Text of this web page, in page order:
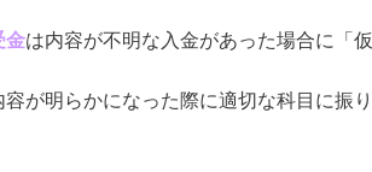
金は内容が不明な入金があった場合に「
が明らかになった際に適切な科目に振り